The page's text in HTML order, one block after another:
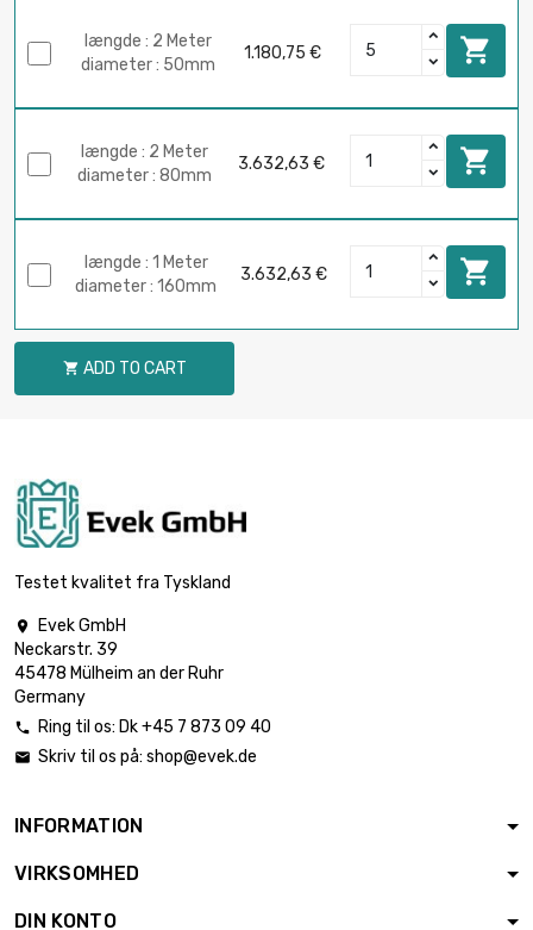
længde : 2 Meter
diameter : 50mm
1.180,75 € 
længde : 2 Meter
diameter : 80mm
3.632,63 € 
længde : 1 Meter
diameter : 160mm
3.632,63 € 
 ADD TO CART
Testet kvalitet fra Tyskland

Evek GmbH
Neckarstr. 39
45478 Mülheim an der Ruhr
Germany
 Ring til os: Dk +45 7 873 09 40
 Skriv til os på: shop@evek.de
INFORMATION
VIRKSOMHED
DIN KONTO